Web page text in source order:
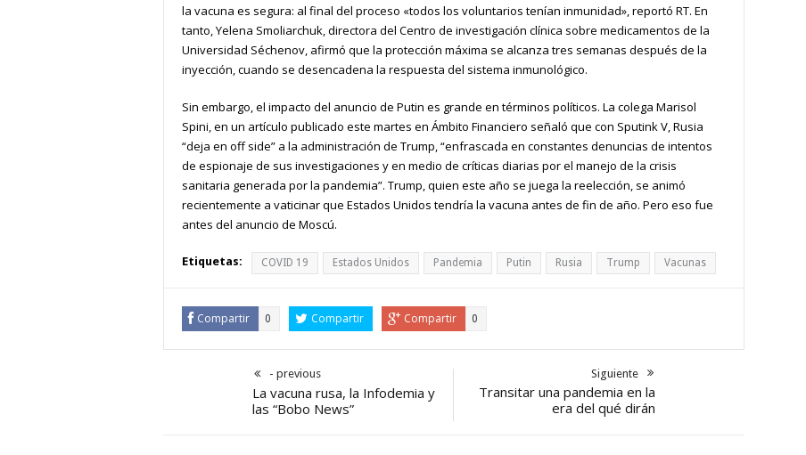
la vacuna es segura: al final del proceso «todos los voluntarios tenían inmunidad», reportó RT. En
tanto, Yelena Smoliarchuk, directora del Centro de investigación clínica sobre medicamentos de la
Universidad Séchenov, afirmó que la protección máxima se alcanza tres semanas después de la
inyección, cuando se desencadena la respuesta del sistema inmunológico.
Sin embargo, el impacto del anuncio de Putin es grande en términos políticos. La colega Marisol
Spini, en un artículo publicado este martes en Ámbito Financiero señaló que con Sputink V, Rusia
“deja en off side” a la administración de Trump, “enfrascada en constantes denuncias de intentos
de espionaje de sus investigaciones y en medio de críticas diarias por el manejo de la crisis
sanitaria generada por la pandemia”. Trump, quien este año se juega la reelección, se animó
recientemente a vaticinar que Estados Unidos tendría la vacuna antes de fin de año. Pero eso fue
antes del anuncio de Moscú.
Etiquetas: COVID 19 Estados Unidos Pandemia Putin Rusia Trump Vacunas
Compartir 0 Compartir Compartir 0
- previous
La vacuna rusa, la Infodemia y
las “Bobo News”
Siguiente
Transitar una pandemia en la
era del qué dirán